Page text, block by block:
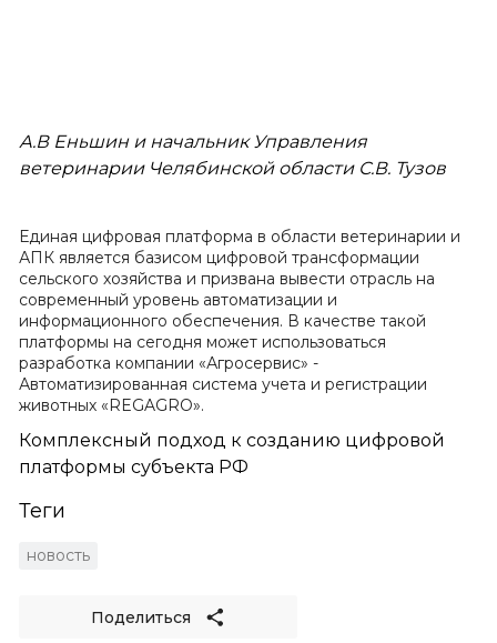
А.В Еньшин и начальник Управления
ветеринарии Челябинской области С.В. Тузов
Единая цифровая платформа в области ветеринарии и
АПК является базисом цифровой трансформации
сельского хозяйства и призвана вывести отрасль на
современный уровень автоматизации и
информационного обеспечения. В качестве такой
платформы на сегодня может использоваться
разработка компании «Агросервис» -
Автоматизированная система учета и регистрации
животных «REGAGRO».
Комплексный подход к созданию цифровой
платформы субъекта РФ
Теги
новость
Поделиться